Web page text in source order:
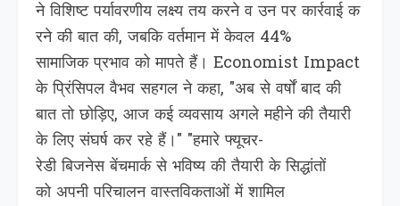
ने विशिष्ट पर्यावरणीय लक्ष्य तय करने व उन पर कार्रवाई क
रने की बात की, जबकि वर्तमान में केवल 44%
सामाजिक प्रभाव को मापते हैं। Economist Impact
के प्रिंसिपल वैभव सहगल ने कहा, "अब से वर्षों बाद की
बात तो छोड़िए, आज कई व्यवसाय अगले महीने की तैयारी
के लिए संघर्ष कर रहे हैं।" "हमारे फ्यूचर-
रेडी बिजनेस बेंचमार्क से भविष्य की तैयारी के सिद्धांतों
को अपनी परिचालन वास्तविकताओं में शामिल